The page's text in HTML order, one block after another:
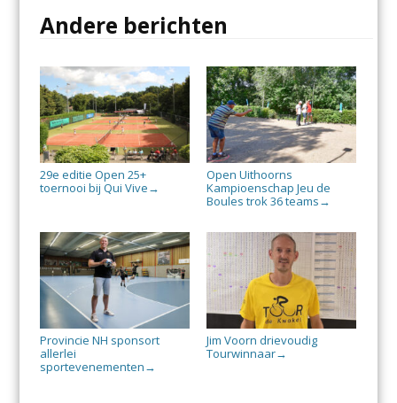
Andere berichten
29e editie Open 25+
toernooi bij Qui Vive →
Open Uithoorns
Kampioenschap Jeu de
Boules trok 36 teams →
Provincie NH sponsort
allerlei
sportevenementen →
Jim Voorn drievoudig
Tourwinnaar→